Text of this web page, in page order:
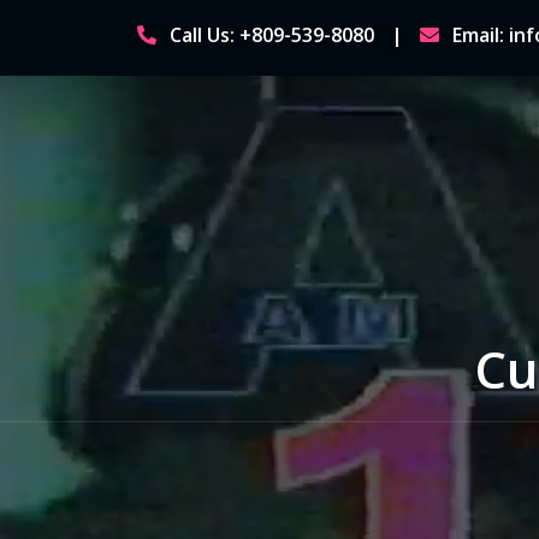
content
Call Us: +809-539-8080 Email: